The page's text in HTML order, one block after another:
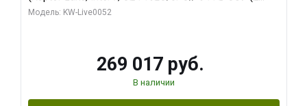
модуля)/ Palit RTX5080 GAMINGPRO OC 16GB GDDR7
Модель: KW-Live0052
269 017 руб.
В наличии